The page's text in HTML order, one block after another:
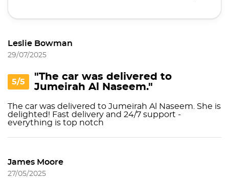
Leslie Bowman
29/07/2025
5/5
"The car was delivered to
Jumeirah Al Naseem."
The car was delivered to Jumeirah Al Naseem. She is
delighted! Fast delivery and 24/7 support -
everything is top notch
James Moore
27/05/2025